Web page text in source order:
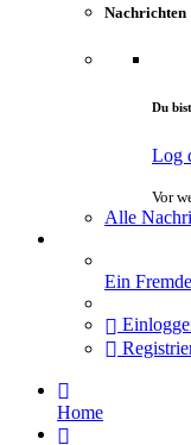
Nachrichten
Du
Log
Vor
Alle
Ein
Home